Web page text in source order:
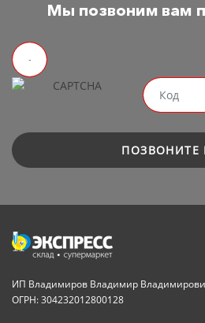
Мы позвоним вам
ПОЗВОНИТЕ
ИП Владимиров Владимир
ОГРН: 304232012800128